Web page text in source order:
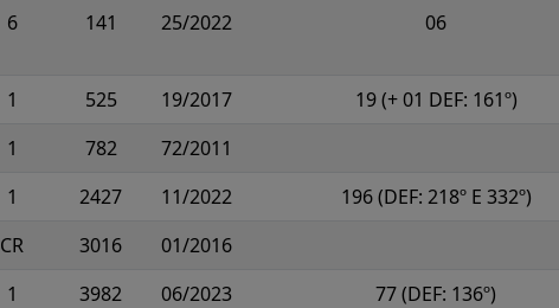
6 141 25/2022 06
1 525 19/2017 19 (+ 01 DEF: 161º)
1 782 72/2011
1 2427 11/2022 196 (DEF: 218º E 332º)
CR 3016 01/2016
1 3982 06/2023 77 (DEF: 136º)